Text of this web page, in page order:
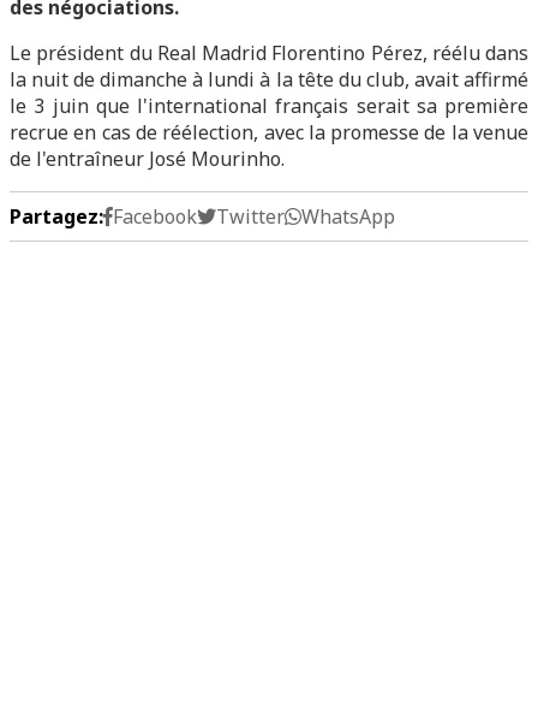
des négociations.
Le président du Real Madrid Florentino Pérez, réélu dans
la nuit de dimanche à lundi à la tête du club, avait affirmé
le 3 juin que l'international français serait sa première
recrue en cas de réélection, avec la promesse de la venue
de l'entraîneur José Mourinho.
Partagez: Facebook Twitter WhatsApp